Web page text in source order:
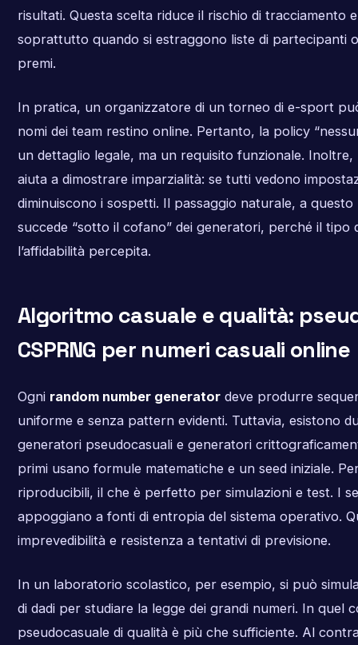
risultati. Questa scelta riduce il rischio di tracciamento
soprattutto quando si estraggono liste di partecipanti
premi.
In pratica, un organizzatore di un torneo di e-sport
nomi dei team restino online. Pertanto, la policy
un dettaglio legale, ma un requisito funzionale. Inoltre,
aiuta a dimostrare imparzialità: se tutti vedono
diminuiscono i sospetti. Il passaggio naturale, a
succede “sotto il cofano” dei generatori, perché il tipo
l’affidabilità percepita.
Algoritmo casuale e qualità:
CSPRNG per numeri casuali online
Ogni random number generatordeve produrre
uniforme e senza pattern evidenti. Tuttavia, esistono
generatori pseudocasuali e generatori
primi usano formule matematiche e un seed iniziale.
riproducibili, il che è perfetto per simulazioni e test. I
appoggiano a fonti di entropia del sistema operativo.
imprevedibilità e resistenza a tentativi di previsione.
In un laboratorio scolastico, per esempio, si può
di dadi per studiare la legge dei grandi numeri. In quel
pseudocasuale di qualità è più che sufficiente. Al